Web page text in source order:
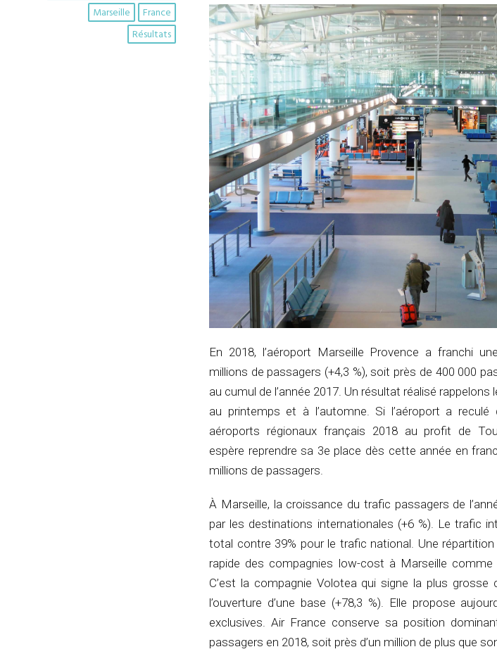
France
Marseille
Résultats
En 2018, l’aéroport Marseille Provence a franchi
millions de passagers (+4,3 %), soit près de 400 000
au cumul de l’année 2017. Un résultat réalisé
au printemps et à l’automne. Si l’aéroport a
aéroports régionaux français 2018 au profit de
espère reprendre sa 3e place dès cette année en
millions de passagers.
À Marseille, la croissance du trafic passagers de
par les destinations internationales (+6 %). Le trafic
total contre 39% pour le trafic national. Une répartition
rapide des compagnies low-cost à Marseille comme
C’est la compagnie Volotea qui signe la plus grosse
l’ouverture d’une base (+78,3 %). Elle propose
exclusives. Air France conserve sa position
passagers en 2018, soit près d’un million de plus que